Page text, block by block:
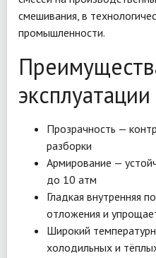
смешивания, в
промышленности.
эксплуатации
Прозрачность —
разборки
Армирование —
до 10 атм
Гладкая внутренняя
отложения и
Широкий
холодильных и